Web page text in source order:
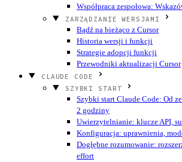
Współpraca zespołowa:
ZARZĄDZANIE WERSJAMI
Bądź na bieżąco z Cursor
Historia wersji i funkcji
Strategie adopcji funkcji
Przewodniki aktualizacji Cursor
CLAUDE CODE
SZYBKI START
Szybki start Claude Code: Od
2 godziny
Uwierzytelnianie: klucze API,
Konfiguracja: uprawnienia,
Dogłębne rozumowanie:
effort